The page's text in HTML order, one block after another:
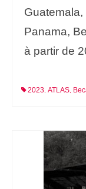
Panama,
à partir de
2023, ATLAS,